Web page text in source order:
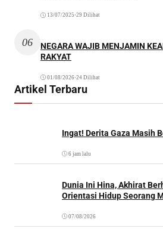
13/07/2025 •29 Dilihat
06
NEGARA WAJIB MENJAMIN
RAKYAT
01/08/2026•24 Dilihat
Artikel Terbaru
Ingat! Derita Gaza Masih
6 jam lalu
Dunia Ini Hina, Akhirat
Orientasi Hidup Seorang
07/08/2026